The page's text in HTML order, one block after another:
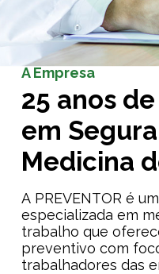
A Empresa
25 anos
em
Medicina
A PREVENTOR é
especializada em
trabalho que
preventivo com
trabalhadores das